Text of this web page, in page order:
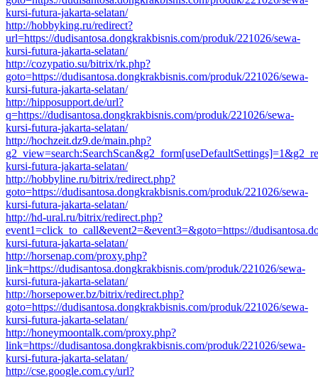
kursi-futura-jakarta-selatan/
http://hobbyking.ru/redirect?
url=https://dudisantosa.dongkrakbisnis.com/produk/221026/sewa-
kursi-futura-jakarta-selatan/
http://cozypatio.su/bitrix/rk.php?
goto=https://dudisantosa.dongkrakbisnis.com/produk/221026/sewa-
kursi-futura-jakarta-selatan/
http://hipposupport.de/url?
q=https://dudisantosa.dongkrakbisnis.com/produk/221026/sewa-
kursi-futura-jakarta-selatan/
http://hochzeit.dz9.de/main.php?
kursi-futura-jakarta-selatan/
http://hobbyline.ru/bitrix/redirect.php?
goto=https://dudisantosa.dongkrakbisnis.com/produk/221026/sewa-
kursi-futura-jakarta-selatan/
http://hd-ural.ru/bitrix/redirect.php?
event1=click_to_call&event2=&event3=&goto=https://
kursi-futura-jakarta-selatan/
http://horsenap.com/proxy.php?
link=https://dudisantosa.dongkrakbisnis.com/produk/221026/sewa-
kursi-futura-jakarta-selatan/
http://horsepower.bz/bitrix/redirect.php?
goto=https://dudisantosa.dongkrakbisnis.com/produk/221026/sewa-
kursi-futura-jakarta-selatan/
http://honeymoontalk.com/proxy.php?
link=https://dudisantosa.dongkrakbisnis.com/produk/221026/sewa-
kursi-futura-jakarta-selatan/
http://cse.google.com.cy/url?